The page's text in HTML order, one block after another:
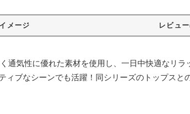
イメージ レビュ
通気性に優れた素材を使用し、一日中快適なリラ
ブなシーンでも活躍！同シリーズのトップスと